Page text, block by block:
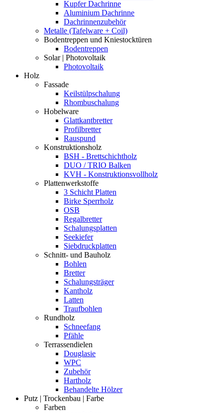
Kupfer Dachrinne
Aluminium Dachrinne
Dachrinnenzubehör
Metalle (Tafelware + Coil)
Bodentreppen und Kniestocktüren
Bodentreppen
Solar | Photovoltaik
Photovoltaik
Holz
Fassade
Keilstülpschalung
Rhombuschalung
Hobelware
Glattkantbretter
Profilbretter
Rauspund
Konstruktionsholz
BSH - Brettschichtholz
DUO / TRIO Balken
KVH - Konstruktionsvollholz
Plattenwerkstoffe
3 Schicht Platten
Birke Sperrholz
OSB
Regalbretter
Schalungsplatten
Seekiefer
Siebdruckplatten
Schnitt- und Bauholz
Bohlen
Bretter
Schalungsträger
Kantholz
Latten
Traufbohlen
Rundholz
Schneefang
Pfähle
Terrassendielen
Douglasie
WPC
Zubehör
Hartholz
Behandelte Hölzer
Putz | Trockenbau | Farbe
Farben